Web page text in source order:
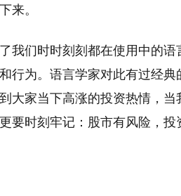
来。
我们时时刻刻都在使用中的语
行为。语言学家对此有过经
大家当下高涨的投资热情，当
要时刻牢记：股市有风险，投